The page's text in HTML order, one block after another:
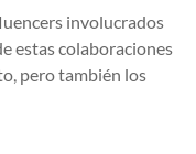
involucrados
estas colaboraciones
pero también los